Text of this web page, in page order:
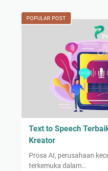
POPULAR POST
Text to Speech
Kreator
Prosa AI, perusahaan
terkemuka dalam…